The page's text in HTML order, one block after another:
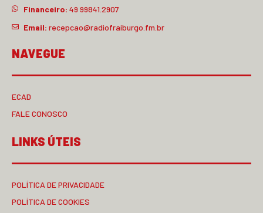
Financeiro: 49 99841.2907
Email: recepcao@radiofraiburgo.fm.br
NAVEGUE
ECAD
FALE CONOSCO
LINKS ÚTEIS
POLÍTICA DE PRIVACIDADE
POLÍTICA DE COOKIES